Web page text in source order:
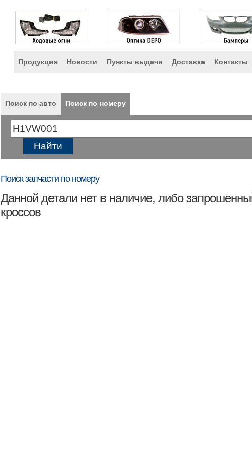
Продукция Новости Пункты выдачи Доставка Контакты
Поиск по авто Поиск по номеру
Поиск запчасти по номеру
Данной детали нет в наличие, либо
кроссов